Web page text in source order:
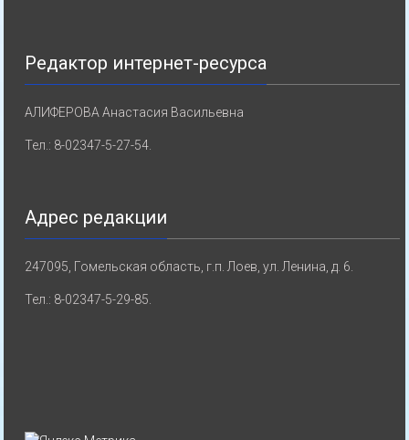
Редактор интернет-ресурса
АЛИФЕРОВА Анастасия Васильевна
Тел.: 8-02347-5-27-54.
Адрес редакции
247095, Гомельская область, г.п. Лоев, ул. Ленина, д. 6.
Тел.: 8-02347-5-29-85.